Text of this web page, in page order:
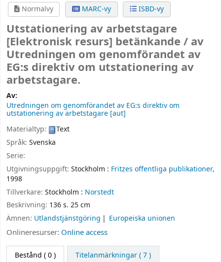
Normalvy
MARC-vy ISBD-vy
Utstationering av arbetstagare
[Elektronisk resurs] betänkande / av
Utredningen om genomförandet av
EG:s direktiv om utstationering av
arbetstagare.
Av:
Utredningen om genomförandet av EG:s direktiv om
utstationering av arbetstagare [aut]
Materialtyp:
Text
Språk: Svenska
Serie:
Utgivningsuppgift: Stockholm : Fritzes offentliga publikationer,
1998
Tillverkare: Stockholm : Norstedt
Beskrivning: 136 s. 25 cm
Ämnen: Utlandstjänstgöring Europeiska unionen
Onlineresurser: Online access
Bestånd ( 0 ) Titelanmärkningar ( 7 )